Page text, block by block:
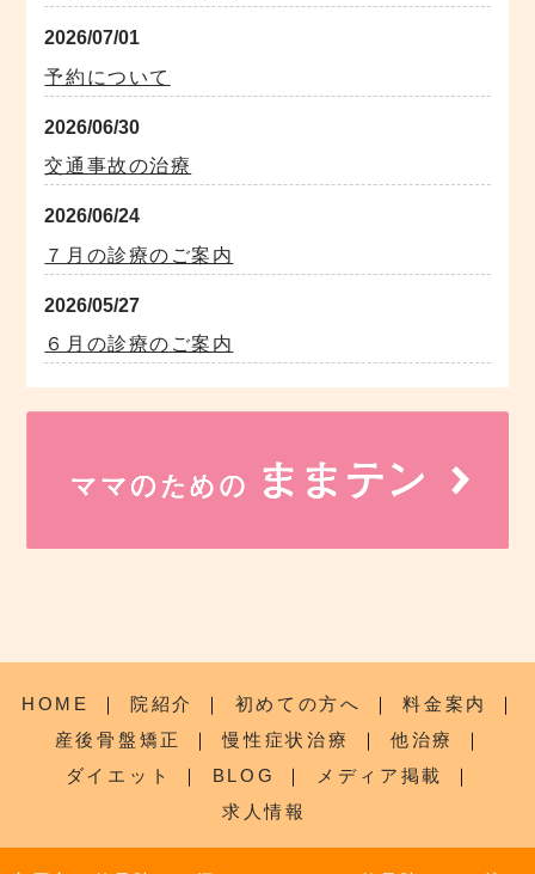
2026/07/01
予約について
2026/06/30
交通事故の治療
2026/06/24
７月の診療のご案内
2026/05/27
６月の診療のご案内
HOME ｜ 院紹介 ｜ 初めての方へ ｜ 料金案内
｜
産後骨盤矯正
｜ 慢性症状治療 ｜ 他治療
｜
ダイエット
｜ BLOG ｜ メディア掲載
｜
求人情報